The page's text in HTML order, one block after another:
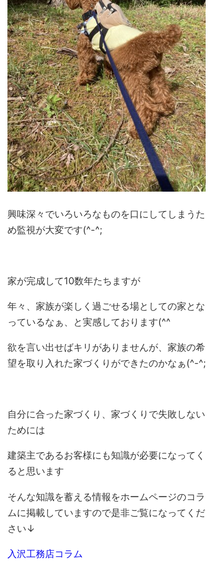
興味深々でいろいろなものを口にしてしまうた
め監視が大変です(^-^;
家が完成して10数年たちますが
年々、家族が楽しく過ごせる場としての家とな
っているなぁ、と実感しております(^^
欲を言い出せばキリがありませんが、家族の希
望を取り入れた家づくりができたのかなぁ(^-^;
自分に合った家づくり、家づくりで失敗しない
ためには
建築主であるお客様にも知識が必要になってく
ると思います
そんな知識を蓄える情報をホームページのコラ
ムに掲載していますので是非ご覧になってくだ
さい↓
入沢工務店コラム